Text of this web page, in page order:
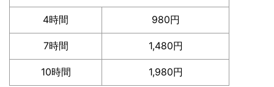
4時間 980円
7時間 1,480円
10時間 1,980円